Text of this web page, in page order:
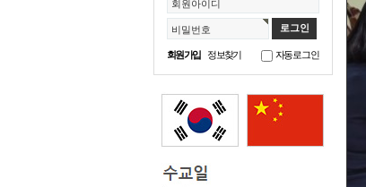
회원아이디
비밀번호
회원가입 정보찾기 자동로그인